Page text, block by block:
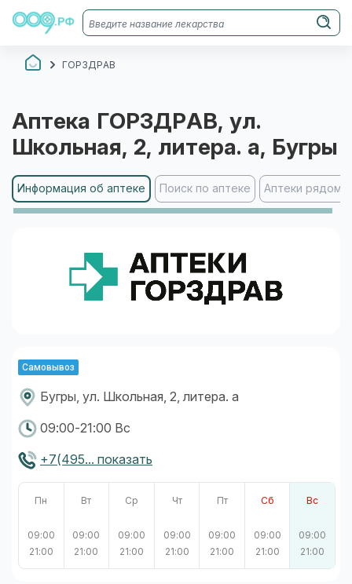
ГОРЗДРАВ
Аптека ГОРЗДРАВ, ул.
Школьная, 2, литера. а, Бугры
Информация об аптеке Поиск по аптеке Аптеки рядом
Самовывоз
Бугры, ул. Школьная, 2, литера. а
09:00-21:00 Вс
+7(495... показать
Пн
09:00
21:00
Вт
09:00
21:00
Ср
09:00
21:00
Чт
09:00
21:00
Пт
09:00
21:00
Сб
09:00
21:00
Вс
09:00
21:00